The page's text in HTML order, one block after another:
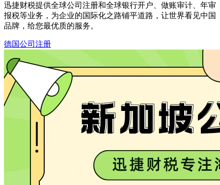
迅捷财税提供全球公司注册和全球银行开户、做账审计、年审
报税等业务，为企业的国际化之路铺平道路，让世界看见中国
品牌，给您最优质的服务。
德国公司注册